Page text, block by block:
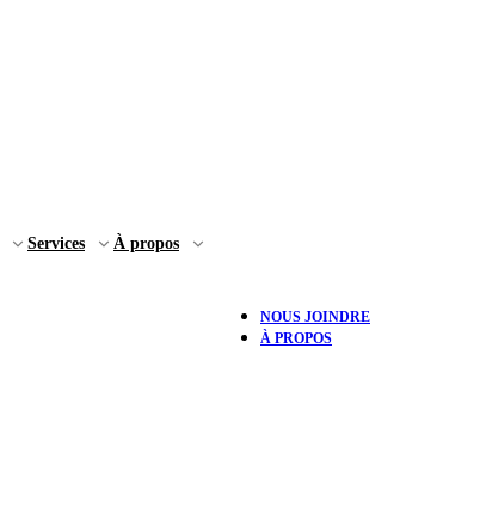
Services À propos
NOUS JOINDRE
À PROPOS